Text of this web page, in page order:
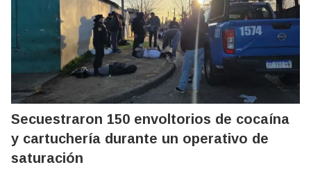
Secuestraron 150 envoltorios de cocaína
y cartuchería durante un operativo de
saturación